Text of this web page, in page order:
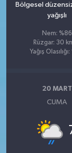
Bölgesel
yağışlı
Nem: %86
Rüzgar: 30
Yağış
20 MART
CUMA